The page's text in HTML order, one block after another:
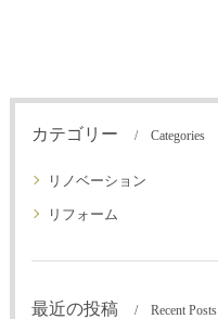
カテゴリー Categories
リノベーション
リフォーム
最近の投稿 Recent Posts